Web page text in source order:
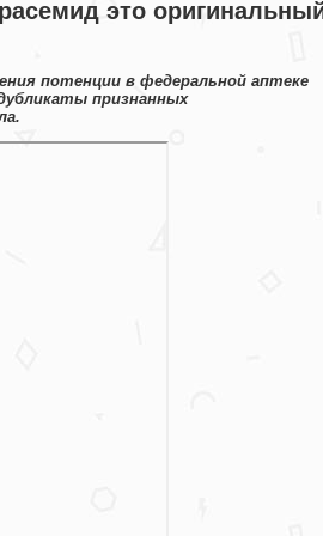
это
потенции в федеральной аптеке
признанных